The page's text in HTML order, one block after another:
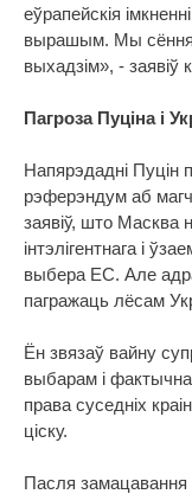
еўрапейскія
вырашым. Мы сёння
выхадзім», - заявіў
Пагроза Пуціна і
Напярэдадні Пуцін
рэферэндум аб
заявіў, што Масква
інтэлігентнага і
выбера ЕС. Але
пагражаць лёсам
Ён звязаў вайну
выбарам і
права суседніх
ціску.
Пасля замацавання